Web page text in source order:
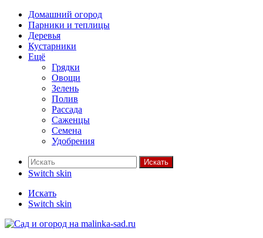
Домашний огород
Парники и теплицы
Деревья
Кустарники
Ещё
Грядки
Овощи
Зелень
Полив
Рассада
Саженцы
Семена
Удобрения
Искать
Switch skin
Искать
Switch skin